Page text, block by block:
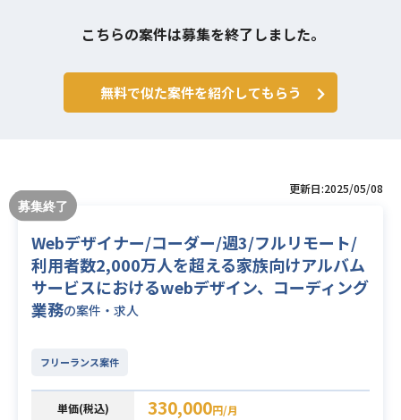
こちらの案件は募集を終了しました。
無料で似た案件を紹介してもらう
更新日:2025/05/08
Webデザイナー/コーダー/週3/フルリモート/
利用者数2,000万人を超える家族向けアルバム
サービスにおけるwebデザイン、コーディング
業務の案件・求人
フリーランス案件
単価(税込) 330,000円/月